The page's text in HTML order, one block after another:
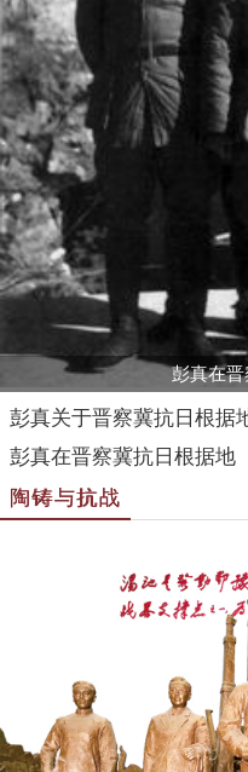
彭真在
彭真关于晋察冀抗日根据
彭真在晋察冀抗日根据地
陶铸与抗战